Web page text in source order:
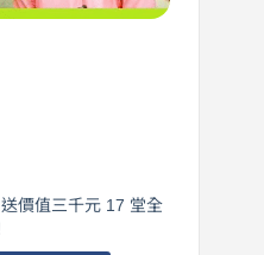
價值三千元 17 堂全